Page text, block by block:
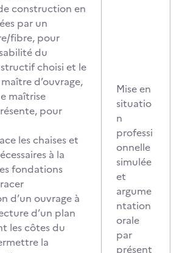
construction en
par un
fibre, pour
du
choisi et le
d’ouvrage,
maîtrise
pour
les chaises et
à la
fondations
d’un ouvrage à
d’un plan
les côtes du
la
Mise en
situatio
n
professi
onnelle
simulée
et
argume
ntation
orale
par
présent